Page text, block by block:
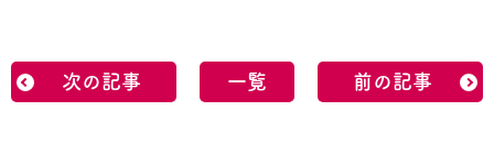
次の記事 一覧 前の記事